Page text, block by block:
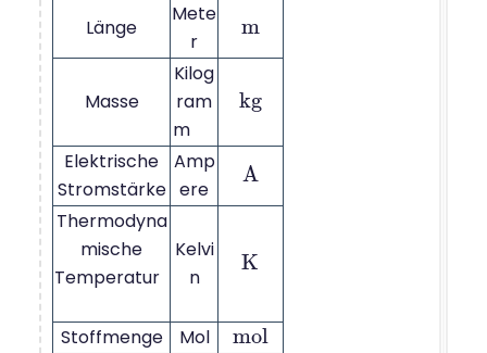
Länge
Mete
r
m
m
Masse
Kilog
ram
m
kg
kg
Elektrische
Stromstärke
Amp
ere
A
A
Thermodyna
mische
Temperatur
Kelvi
n
K
K
Stoffmenge Mol mol
mol